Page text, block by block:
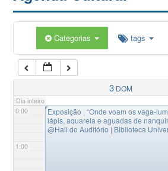
Categorias tags
3 DOM
Dia inteiro
0:00
1:00
◤Exposição | “Onde voam os vaga-
lápis, aquarela e aguadas de
@Hall do Auditório | Biblioteca